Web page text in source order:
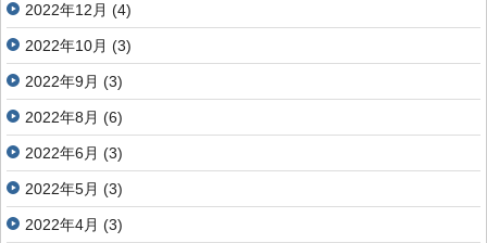
2022年12月 (4)
2022年10月 (3)
2022年9月 (3)
2022年8月 (6)
2022年6月 (3)
2022年5月 (3)
2022年4月 (3)